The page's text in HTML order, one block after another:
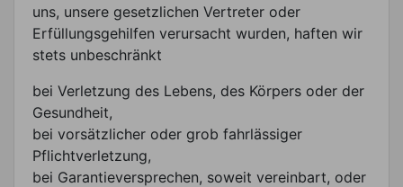
uns, unsere gesetzlichen Vertreter oder
Erfüllungsgehilfen verursacht wurden, haften wir
stets unbeschränkt
bei Verletzung des Lebens, des Körpers oder der
Gesundheit,
bei vorsätzlicher oder grob fahrlässiger
Pflichtverletzung,
bei Garantieversprechen, soweit vereinbart, oder